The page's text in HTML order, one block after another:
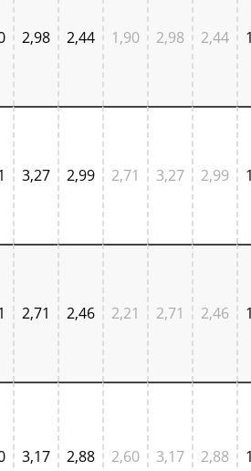
2,98 2,44 1,90 2,98 2,44
3,27 2,99 2,71 3,27 2,99
2,71 2,46 2,21 2,71 2,46
3,17 2,88 2,60 3,17 2,88